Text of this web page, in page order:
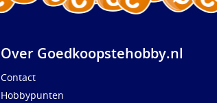
Over Goedkoopstehobby.nl
Contact
Hobbypunten